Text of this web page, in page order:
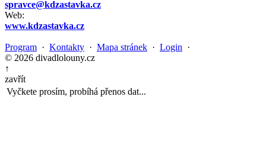
spravce@kdzastavka.cz
Web:
www.kdzastavka.cz
Program · Kontakty · Mapa stránek · Login ·
© 2026 divadlolouny.cz
↑
zavřít
Vyčkete prosím, probíhá přenos dat...